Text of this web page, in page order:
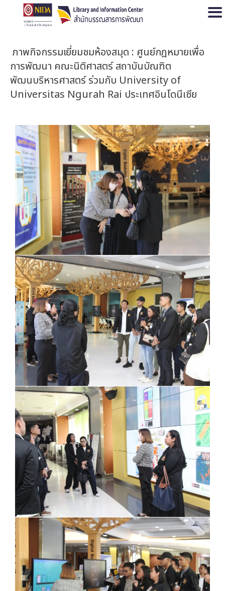
ภาพกิจกรรมเยี่ยมชมห้องสมุด : ศูนย์กฎหมายเพื่อ
การพัฒนา คณะนิติศาสตร์ สถาบันบัณฑิต
พัฒนบริหารศาสตร์ ร่วมกับ University of
Universitas Ngurah Rai ประเทศอินโดนีเซีย